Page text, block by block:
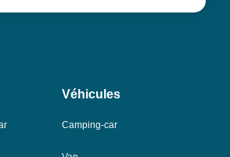
Véhicules
Camping-car